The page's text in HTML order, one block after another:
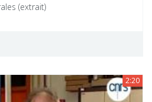
(extrait)
2:20